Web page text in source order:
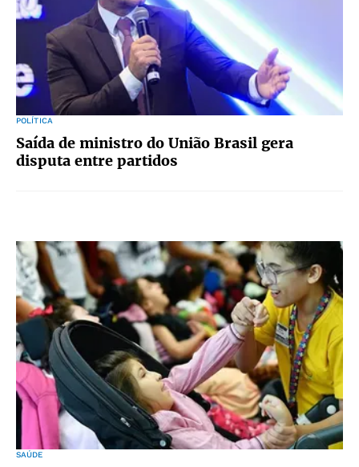
POLÍTICA
Saída de ministro do União Brasil gera
disputa entre partidos
SAÚDE